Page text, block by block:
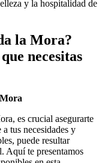
y la hospitalidad de
la Mora?
necesitas
es crucial asegurarte
tus necesidades y
puede resultar
Aquí te presentamos